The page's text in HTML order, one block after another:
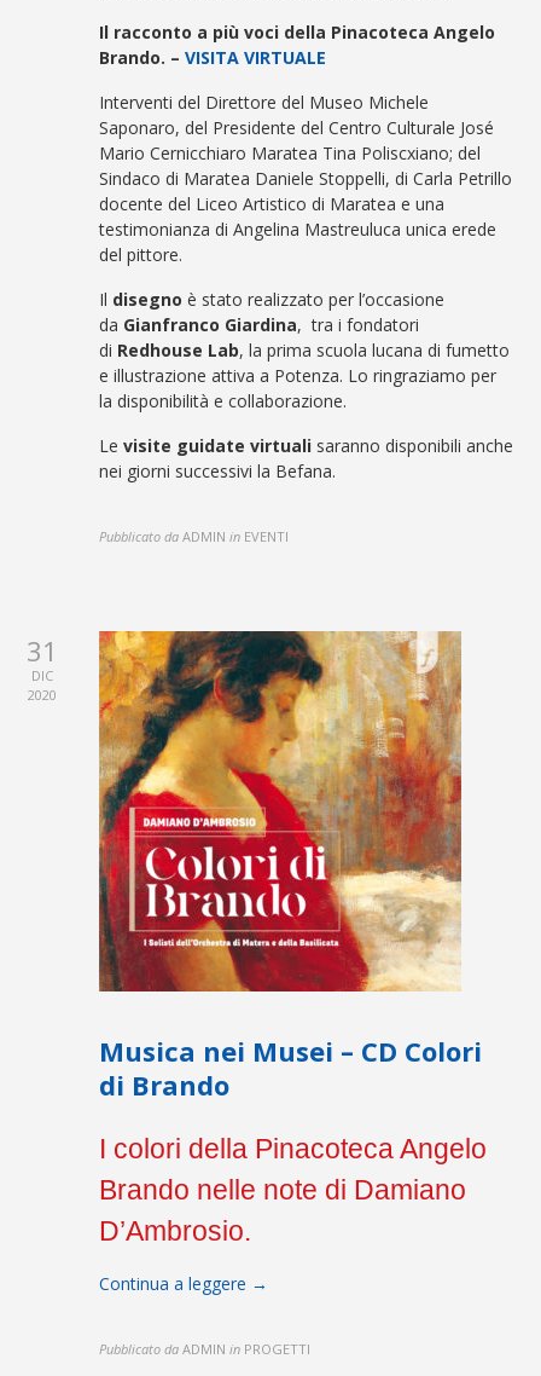
Il racconto a più voci della Pinacoteca Angelo
Brando. –VISITA VIRTUALE
Interventi del Direttore del Museo Michele
Saponaro, del Presidente del Centro Culturale José
Mario Cernicchiaro Maratea Tina Poliscxiano; del
Sindaco di Maratea Daniele Stoppelli, di Carla Petrillo
docente del Liceo Artistico di Maratea e una
testimonianza di Angelina Mastreuluca unica erede
del pittore.
Il disegno è stato realizzato per l’occasione
da Gianfranco Giardina, tra i fondatori
di Redhouse Lab, la prima scuola lucana di fumetto
e illustrazione attiva a Potenza. Lo ringraziamo per
la disponibilità e collaborazione.
Levisite guidate virtuali saranno disponibili anche
nei giorni successivi la Befana.
Pubblicato da ADMIN in EVENTI
31
DIC
2020
Musica nei Musei – CD Colori
di Brando
I colori della Pinacoteca Angelo
Brando nelle note di Damiano
D’Ambrosio.
Continua a leggere →
Pubblicato da ADMIN in PROGETTI